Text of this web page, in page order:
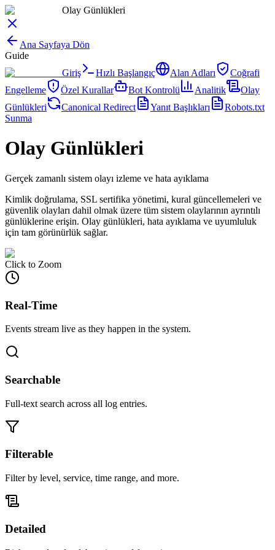
Olay Günlükleri
Ana Sayfaya Dön
Guide
Giriş
Hızlı Başlangıç Alan Adları
Coğrafi
Engelleme
Özel Kurallar Bot Kontrolü Analitik
Olay
Günlükleri
Canonical Redirect Yanıt Başlıkları
Robots.txt
Sunma
Olay Günlükleri
Gerçek zamanlı sistem olayı izleme ve hata ayıklama
Kimlik doğrulama, SSL sertifika yönetimi, kural güncellemeleri ve
güvenlik olayları dahil olmak üzere tüm sistem olaylarının ayrıntılı
günlüklerine erişin. Olay günlükleri, hata ayıklama ve uyumluluk
için tam görünürlük sağlar.
Click to Zoom
Real-Time
Events stream live as they happen in the system.
Searchable
Full-text search across all log entries.
Filterable
Filter by level, service, time range, and more.
Detailed